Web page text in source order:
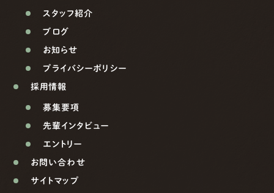
スタッフ紹介
ブログ
お知らせ
プライバシーポリシー
採用情報
募集要項
先輩インタビュー
エントリー
お問い合わせ
サイトマップ